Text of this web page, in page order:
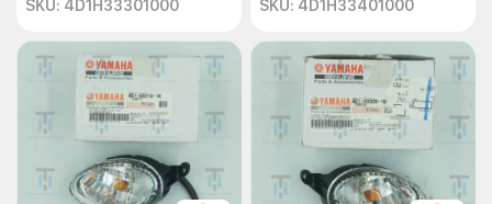
2015
Sau đây là một số lưu ý quan trọng mà bạn nên xem xét để
chọn
phụ tùng Exciter 150 2015nói chung, và cảng sau Ex
150 2015 nói riêng:
Chất liệu:Đa phần các loại cảng sau xe máy được làm
SKU: 4D1H33301000
SKU: 4D1H33401000